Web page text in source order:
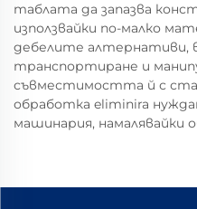
таблата да запазва
използвайки по-малко
дебелите алтернативи,
транспортиране и
съвместимостта й с
обработка eliminira
машинария, намалявайки